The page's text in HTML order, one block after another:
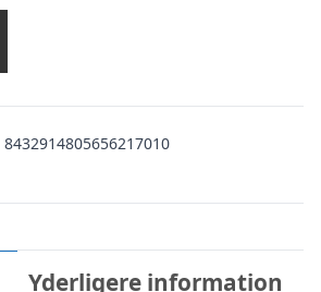
8432914805656217010
Yderligere information